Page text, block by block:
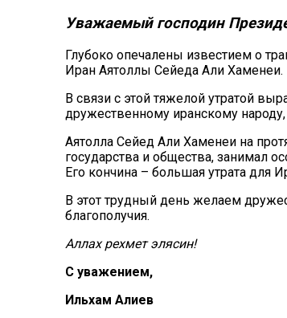
Уважаемый господин
Глубоко опечалены известием о
Иран Аятоллы Сейеда Али Хаменеи.
В связи с этой тяжелой утратой
дружественному иранскому
Аятолла Сейед Али Хаменеи на
государства и общества, занимал
Его кончина – большая утрата для
В этот трудный день желаем
благополучия.
Аллах рехмет элясин!
С уважением,
Ильхам Алиев